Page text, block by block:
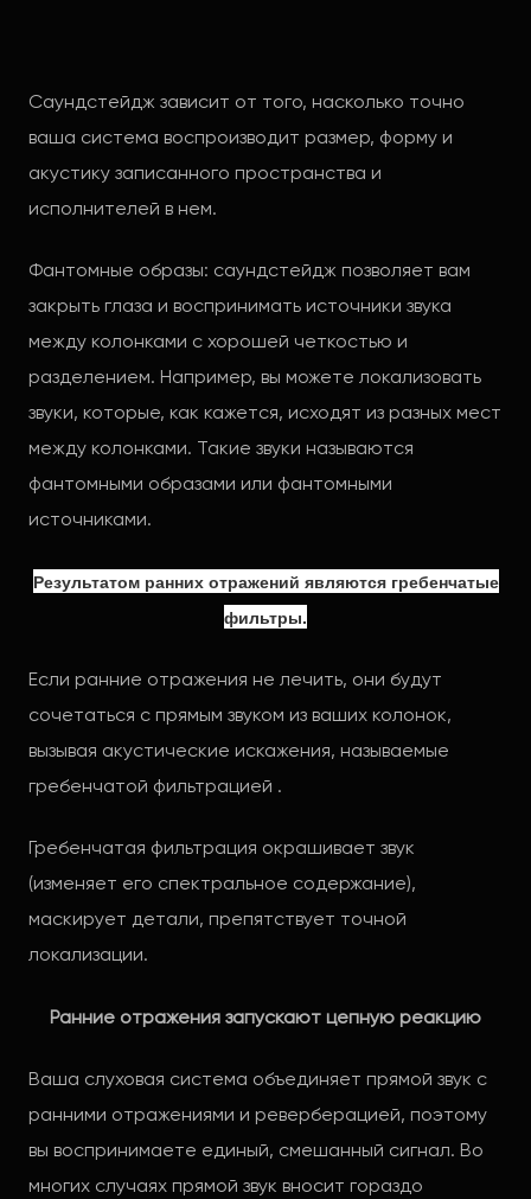
Саундстейдж зависит от того, насколько точно
ваша система воспроизводит размер, форму и
акустику записанного пространства и
исполнителей в нем.
Фантомные образы: саундстейдж позволяет вам
закрыть глаза и воспринимать источники звука
между колонками с хорошей четкостью и
разделением. Например, вы можете локализовать
звуки, которые, как кажется, исходят из разных мест
между колонками. Такие звуки называются
фантомными образами или фантомными
источниками.
Результатом ранних отражений являются гребенчатые
фильтры.
Если ранние отражения не лечить, они будут
сочетаться с прямым звуком из ваших колонок,
вызывая акустические искажения, называемые
гребенчатой фильтрацией .
Гребенчатая фильтрация окрашивает звук
(изменяет его спектральное содержание),
маскирует детали, препятствует точной
локализации.
Ранние отражения запускают цепную реакцию
Ваша слуховая система объединяет прямой звук с
ранними отражениями и реверберацией, поэтому
вы воспринимаете единый, смешанный сигнал. Во
многих случаях прямой звук вносит гораздо